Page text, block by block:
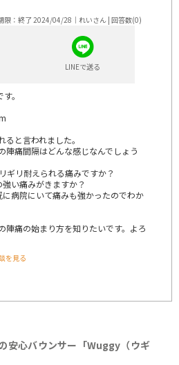
限：終了 2024/04/28｜れいさん | 回答数(0)
LINEで送る
。
と言われました。
陣痛間隔はどんな感じなんでしょう
ギリ耐えられる痛みですか？
い痛みがきますか？
病院にいて痛みも強かったのでわか
陣痛の始まり方を知りたいです。よろ
を見る
安心バウンサー「Wuggy（ウギ